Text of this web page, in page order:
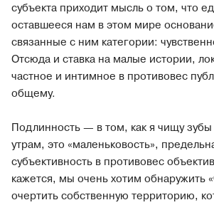
субъекта приходит мысль о том, что
оставшееся нам в этом мире
связанные с ним категории:
Отсюда и ставка на малые истории,
частное и интимное в противовес
общему.
Подлинность — в том, как я чищу
утрам, это «маленьковость»,
субъективность в противовес
кажется, мы очень хотим обнаружить
очертить собственную территорию,